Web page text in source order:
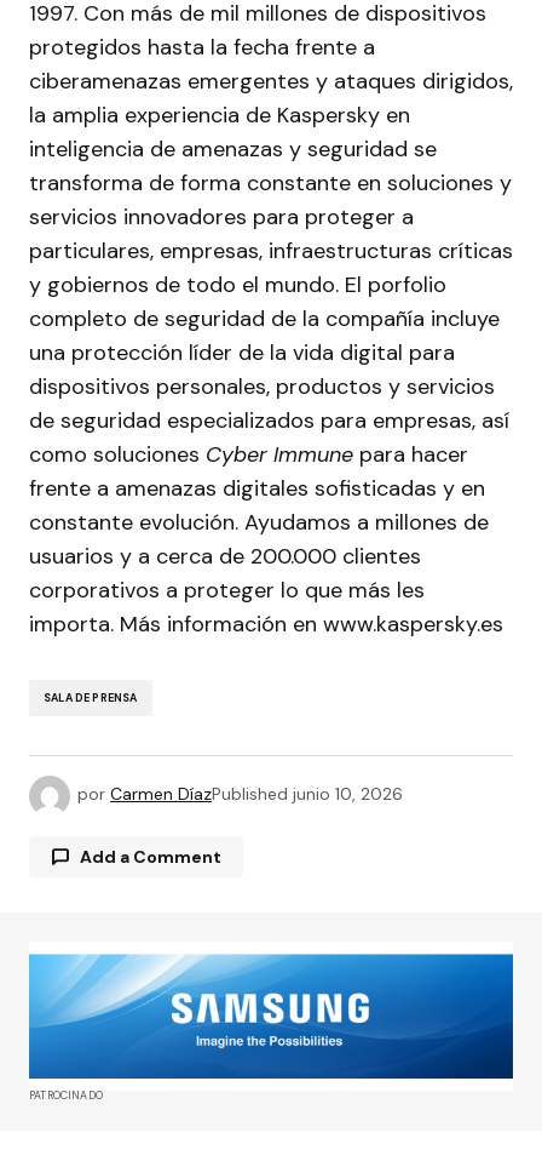
1997. Con más de mil millones de dispositivos
protegidos hasta la fecha frente a
ciberamenazas emergentes y ataques dirigidos,
la amplia experiencia de Kaspersky en
inteligencia de amenazas y seguridad se
transforma de forma constante en soluciones y
servicios innovadores para proteger a
particulares, empresas, infraestructuras críticas
y gobiernos de todo el mundo. El porfolio
completo de seguridad de la compañía incluye
una protección líder de la vida digital para
dispositivos personales, productos y servicios
de seguridad especializados para empresas, así
como soluciones Cyber Immune para hacer
frente a amenazas digitales sofisticadas y en
constante evolución. Ayudamos a millones de
usuarios y a cerca de 200.000 clientes
corporativos a proteger lo que más les
importa. Más información en www.kaspersky.es
SALA DE PRENSA
por Carmen DíazPublished junio 10, 2026
Add a Comment
Tu dirección de correo electrónico no será
publicada.Los campos obligatorios están
marcados con*
Comment*
PATROCINADO